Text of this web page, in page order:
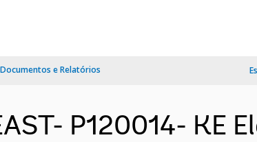
Documentos e Relatórios
P120014- KE